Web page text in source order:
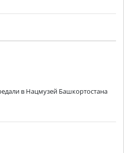
в Нацмузей Башкортостана